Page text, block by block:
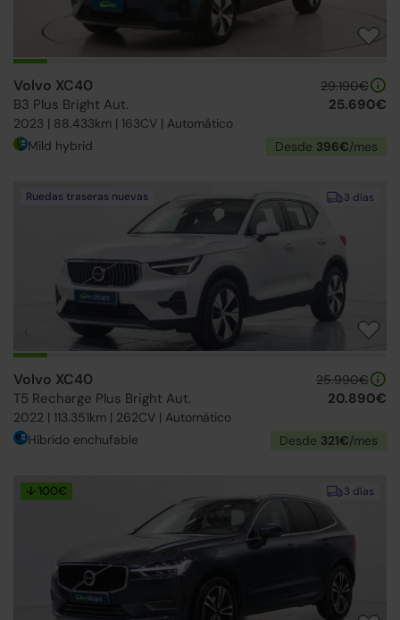
Volvo XC40
B3 Plus Bright Aut.
2023 | 88.433km | 163CV | Automático
29.190€
25.690€
Mild hybrid Desde 396€/mes
3 días
Ruedas traseras nuevas
Volvo XC40
T5 Recharge Plus Bright Aut.
2022 | 113.351km | 262CV | Automático
25.990€
20.890€
Híbrido enchufable Desde 321€/mes
3 días
↓ 100€